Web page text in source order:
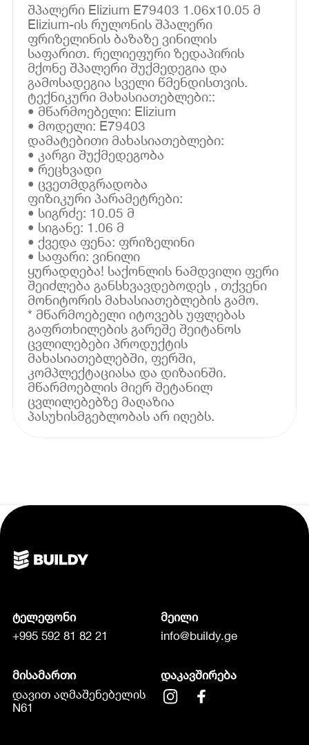
შპალერი Elizium E79403 1.06x10.05 მ
Elizium-ის რულონის შპალერი
ფრიზელინის ბაზაზე ვინილის
საფარით. რელიეფური ზედაპირის
მქონე შპალერი შუქმედეგია და
გამოსადეგია სველი წმენდისთვის.
ტექნიკური მახასიათებლები::
• მწარმოებელი: Elizium
• მოდელი: E79403
დამატებითი მახასიათებლები:
• კარგი შუქმედეგობა
• რეცხვადი
• ცვეთმდგრადობა
ფიზიკური პარამეტრები:
• სიგრძე: 10.05 მ
• სიგანე: 1.06 მ
• ქვედა ფენა: ფრიზელინი
• საფარი: ვინილი
ყურადღება! საქონლის ნამდვილი ფერი
შეიძლება განსხვავდებოდეს , თქვენი
მონიტორის მახასიათებლების გამო.
* მწარმოებელი იტოვებს უფლებას
გაფრთხილების გარეშე შეიტანოს
ცვლილებები პროდუქტის
მახასიათებლებში, ფერში,
კომპლექტაციასა და დიზაინში.
მწარმოებლის მიერ შეტანილ
ცვლილებებზე მაღაზია
პასუხისმგებლობას არ იღებს.
ტელეფონი
+995 592 81 82 21
მეილი
info@buildy.ge
მისამართი
დავით აღმაშენებელის
N61
დაკავშირება